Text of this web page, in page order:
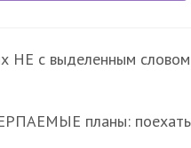
НЕ с выделенным
планы: